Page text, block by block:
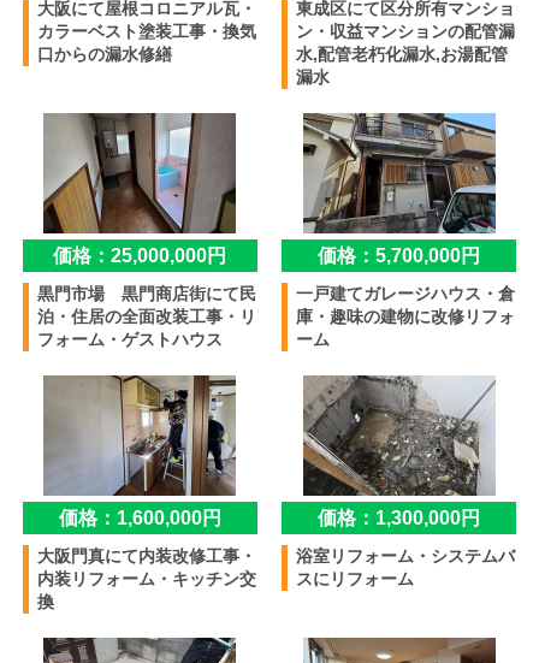
大阪にて屋根コロニアル瓦・
カラーベスト塗装工事・換気
口からの漏水修繕
東成区にて区分所有マンショ
ン・収益マンションの配管漏
水,配管老朽化漏水,お湯配管
漏水
価格：25,000,000円
黒門市場 黒門商店街にて民
泊・住居の全面改装工事・リ
フォーム・ゲストハウス
価格：5,700,000円
一戸建てガレージハウス・倉
庫・趣味の建物に改修リフォ
ーム
価格：1,600,000円
大阪門真にて内装改修工事・
内装リフォーム・キッチン交
換
価格：1,300,000円
浴室リフォーム・システムバ
スにリフォーム